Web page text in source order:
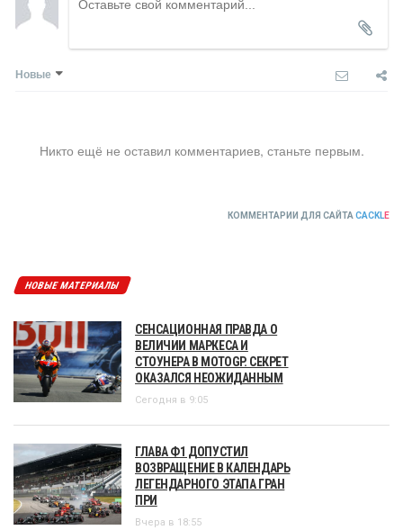
Новые
Никто ещё не оставил комментариев, станьте первым.
КОММЕНТАРИИ ДЛЯ САЙТАCACKLE
НОВЫЕ МАТЕРИАЛЫ
СЕНСАЦИОННАЯ ПРАВДА О
ВЕЛИЧИИ МАРКЕСА И
СТОУНЕРА В MOTOGP. СЕКРЕТ
ОКАЗАЛСЯ НЕОЖИДАННЫМ
Сегодня в 9:05
ГЛАВА Ф1 ДОПУСТИЛ
ВОЗВРАЩЕНИЕ В КАЛЕНДАРЬ
ЛЕГЕНДАРНОГО ЭТАПА ГРАН
ПРИ
Вчера в 18:55